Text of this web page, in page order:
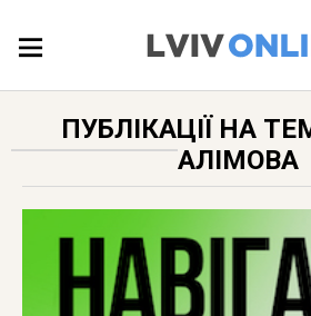
ПУБЛІКАЦІЇ
ПУБЛІКАЦІЇ НА
АЛІМОВА